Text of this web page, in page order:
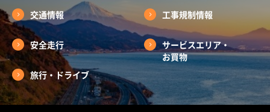
交通情報 工事規制情報
安全走行
サービスエリア・
お買物
旅行・ドライブ